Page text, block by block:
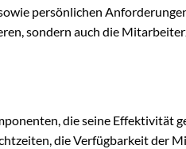
persönlichen
sondern auch die
die seine Effektivität
die Verfügbarkeit der